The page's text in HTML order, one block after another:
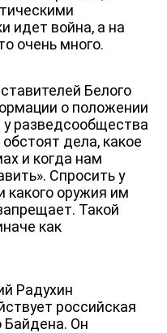
идет война, а на
очень много.
Белого
о положении
разведсообщества
дела, какое
и когда нам
Спросить у
какого оружия им
Такой
как
Радухин
российская
Байдена. Он